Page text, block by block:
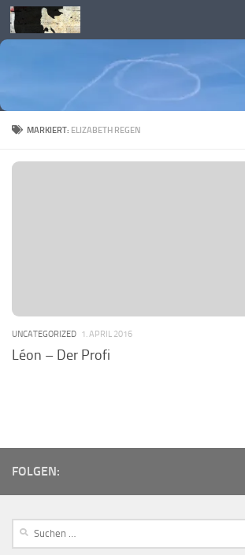
Skip to content
MARKIERT: ELIZABETH REGEN
UNCATEGORIZED 1. APRIL 2016
Léon – Der Profi
FOLGEN: